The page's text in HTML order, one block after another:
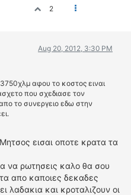
2
Aug 20, 2012, 3:30 PM
αφου το κοστος ειναι
που σχεδιασε τον
το συνεργειο εδω στην
εισαι οποτε κρατα τα
να ρωτησεις καλο θα σου
απο καποιες δεκαδες
λαδακια και κροταλιζουν οι